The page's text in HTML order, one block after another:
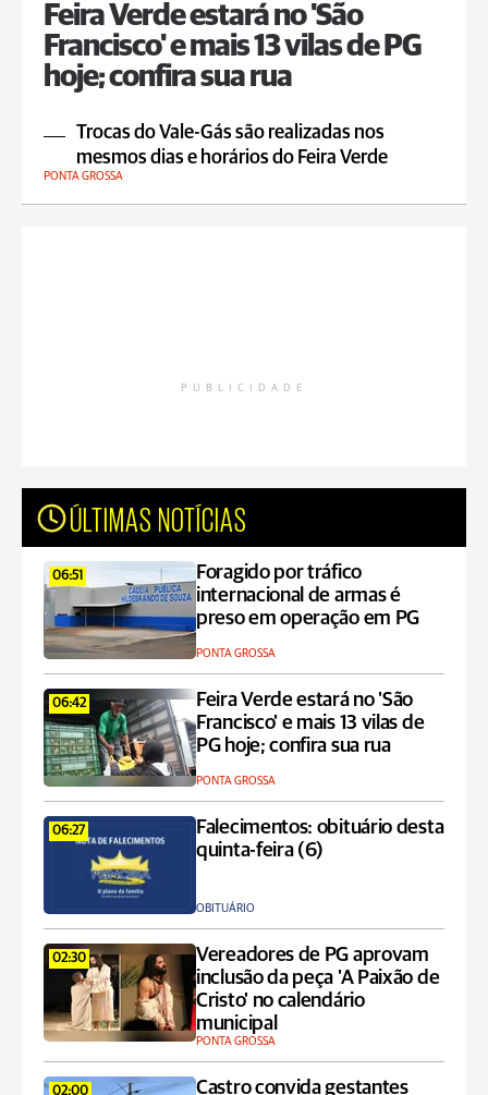
Feira Verde estará no 'São
Francisco' e mais 13 vilas de PG
hoje; confira sua rua
Trocas do Vale-Gás são realizadas nos
mesmos dias e horários do Feira Verde
PONTA GROSSA
PUBLICIDADE
ÚLTIMAS NOTÍCIAS
06:51
Foragido por tráfico
internacional de armas é
preso em operação em PG
PONTA GROSSA
06:42
Feira Verde estará no 'São
Francisco' e mais 13 vilas de
PG hoje; confira sua rua
PONTA GROSSA
06:27
Falecimentos: obituário desta
quinta-feira (6)
OBITUÁRIO
02:30
Vereadores de PG aprovam
inclusão da peça 'A Paixão de
Cristo' no calendário
municipal
PONTA GROSSA
02:00
Castro convida gestantes